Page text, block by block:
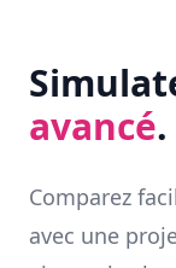
avancé.
Comparez
avec une